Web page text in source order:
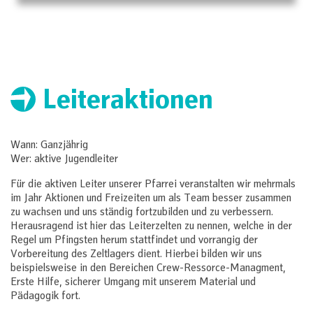
Leiteraktionen
Wann: Ganzjährig
Wer: aktive Jugendleiter
Für die aktiven Leiter unserer Pfarrei veranstalten wir mehrmals
im Jahr Aktionen und Freizeiten um als Team besser zusammen
zu wachsen und uns ständig fortzubilden und zu verbessern.
Herausragend ist hier das Leiterzelten zu nennen, welche in der
Regel um Pfingsten herum stattfindet und vorrangig der
Vorbereitung des Zeltlagers dient. Hierbei bilden wir uns
beispielsweise in den Bereichen Crew-Ressorce-Managment,
Erste Hilfe, sicherer Umgang mit unserem Material und
Pädagogik fort.